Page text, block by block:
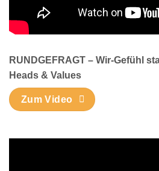
RUNDGEFRAGT – Wir-Gefühl
Heads & Values
Zum Video